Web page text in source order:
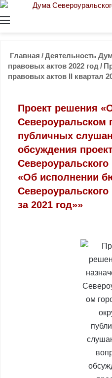
Главная /Деятельность
правовых актов 2022 год /
правовых актов II квартал
Проект решения
Североуральском
публичных
обсуждения
Североуральского
«Об исполнении
Североуральского
за 2021 год»»